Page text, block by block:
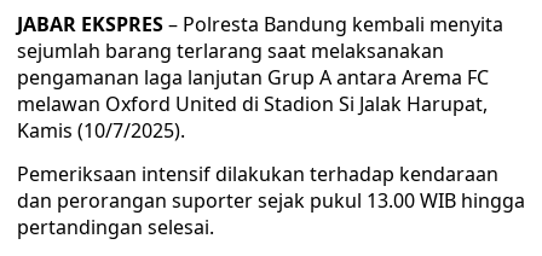
JABAR EKSPRES– Polresta Bandung kembali menyita
sejumlah barang terlarang saat melaksanakan
pengamanan laga lanjutan Grup A antara Arema FC
melawan Oxford United di Stadion Si Jalak Harupat,
Kamis (10/7/2025).
Pemeriksaan intensif dilakukan terhadap kendaraan
dan perorangan suporter sejak pukul 13.00 WIB hingga
pertandingan selesai.